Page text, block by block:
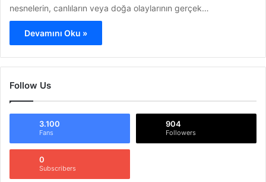
nesnelerin, canlıların veya doğa olaylarının gerçek…
Devamını Oku »
Follow Us
3.100
Fans
904
Followers
0
Subscribers